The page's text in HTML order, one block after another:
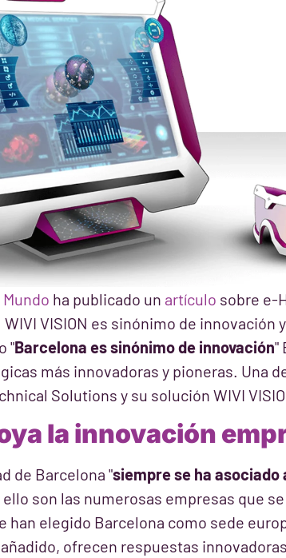
Mundo ha publicado un artículo sobre e-
WIVI VISION es sinónimo de innovación
"Barcelona es sinónimo de innovación"
más innovadoras y pioneras. Una
Solutions y su solución WIVI
la innovación
de Barcelona "siempre se ha asociado
ello son las numerosas empresas que
han elegido Barcelona como sede
ofrecen respuestas